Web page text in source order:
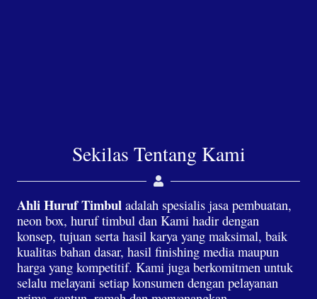
Sekilas Tentang Kami
Ahli Huruf Timbul adalah spesialis jasa pembuatan,
neon box, huruf timbul dan Kami hadir dengan
konsep, tujuan serta hasil karya yang maksimal, baik
kualitas bahan dasar, hasil finishing media maupun
harga yang kompetitif. Kami juga berkomitmen untuk
selalu melayani setiap konsumen dengan pelayanan